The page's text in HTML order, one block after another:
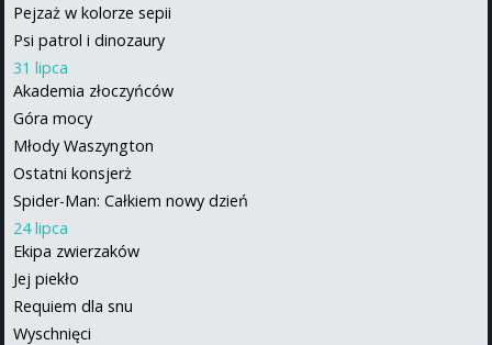
Pejzaż w kolorze sepii
Psi patrol i dinozaury
31 lipca
Akademia złoczyńców
Góra mocy
Młody Waszyngton
Ostatni konsjerż
Spider-Man: Całkiem nowy dzień
24 lipca
Ekipa zwierzaków
Jej piekło
Requiem dla snu
Wyschnięci